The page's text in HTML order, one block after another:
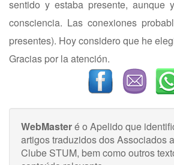
sentido y estaba presente, aunque
consciencia. Las conexiones
presentes). Hoy considero que he
Gracias por la atención.
WebMasteré o Apelido que
artigos traduzidos dos Associados
Clube STUM, bem como outros